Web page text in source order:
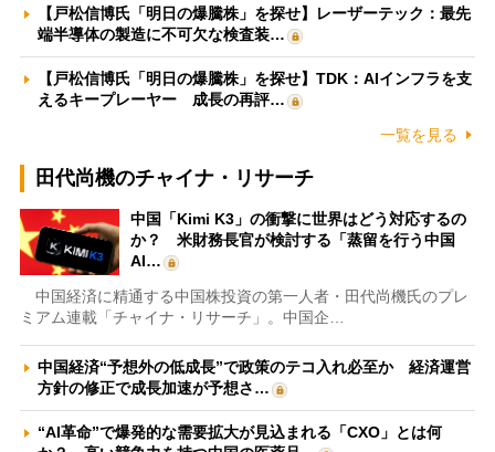
【戸松信博氏「明日の爆騰株」を探せ】レーザーテック：最先
端半導体の製造に不可欠な検査装…
【戸松信博氏「明日の爆騰株」を探せ】TDK：AIインフラを支
えるキープレーヤー 成長の再評…
一覧を見る
田代尚機のチャイナ・リサーチ
中国「Kimi K3」の衝撃に世界はどう対応するの
か？ 米財務長官が検討する「蒸留を行う中国
AI…
中国経済に精通する中国株投資の第一人者・田代尚機氏のプレ
ミアム連載「チャイナ・リサーチ」。中国企…
中国経済“予想外の低成長”で政策のテコ入れ必至か 経済運営
方針の修正で成長加速が予想さ…
“AI革命”で爆発的な需要拡大が見込まれる「CXO」とは何